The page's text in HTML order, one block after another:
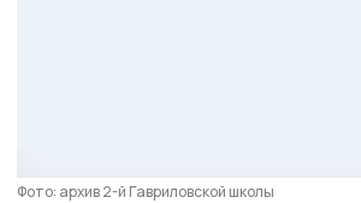
Фото: архив 2-й Гавриловской школы